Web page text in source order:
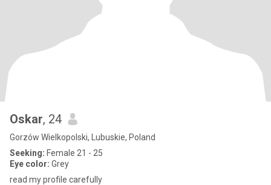
Oskar, 24
Gorzów Wielkopolski, Lubuskie, Poland
Seeking: Female 21 - 25
Eye color: Grey
read my profile carefully